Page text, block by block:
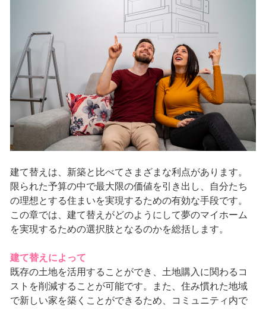
建て替えは、新築と比べてさまざまな利点があります。
限られた予算の中で最大限の価値を引き出し、自分たち
の理想とする住まいを実現するための有効な手段です。
この章では、建て替えがどのようにして夢のマイホーム
を実現するための選択肢となるのかを総括します。
建て替えによって
既存の土地を活用することができ、土地購入に関わるコ
ストを削減することが可能です。また、住み慣れた地域
で新しい家を築くことができるため、コミュニティ内で